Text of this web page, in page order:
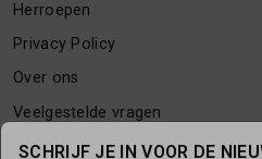
Herroepen
Privacy Policy
Over ons
Veelgestelde vragen
Contact
SCHRIJF JE IN VOOR DE